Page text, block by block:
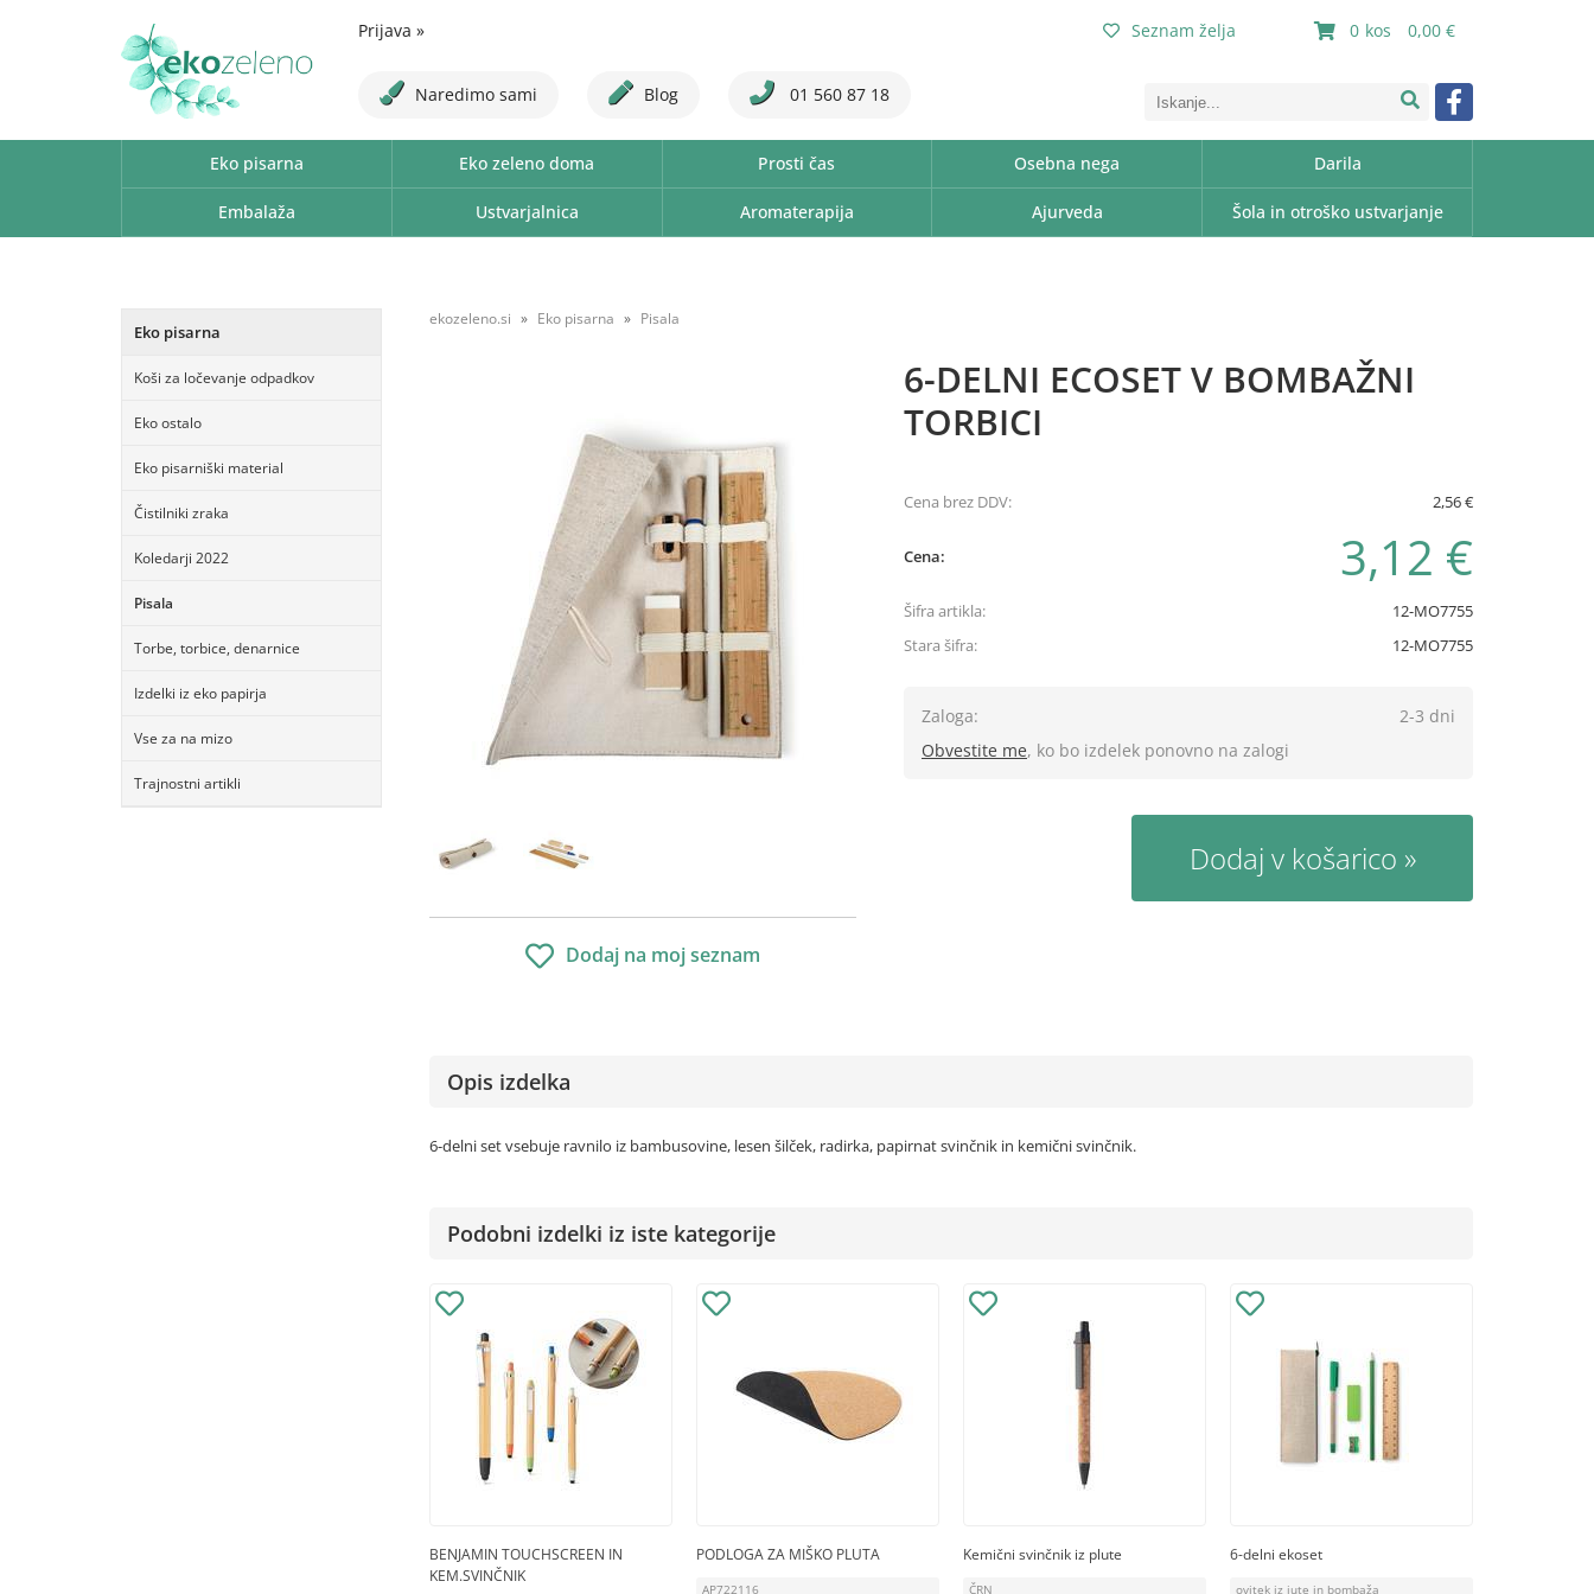
0 0,00
Prijava » Seznam želja
Naredimo sami Blog 01 560 87 18
Eko pisarna Eko zeleno doma Prosti čas Osebna nega Darila
Embalaža Ustvarjalnica Aromaterapija Ajurveda Šola in otroško ustvarjanje
Eko pisarna
Koši za ločevanje odpadkov
Eko ostalo
Eko pisarniški material
Čistilniki zraka
Koledarji 2022
Pisala
Torbe, torbice, denarnice
Izdelki iz eko papirja
Vse za na mizo
Trajnostni artikli
ekozeleno.si Eko pisarna Pisala
6-DELNI ECOSET V BOMBAŽNI
TORBICI
Dodaj na moj seznam
Cena brez DDV: 2,56 €
Cena: 3,12 €
Šifra artikla:
12-MO7755
Stara šifra:
12-MO7755
Zaloga:
2-3 dni
Obvestite me, ko bo izdelek ponovno na zalogi
Dodaj v košarico
Opis izdelka
6-delni set vsebuje ravnilo iz bambusovine, lesen šilček, radirka, papirnat svinčnik in kemični svinčnik.
Podobni izdelki iz iste kategorije
BENJAMIN TOUCHSCREEN IN
KEM.SVINČNIK
PODLOGA ZA MIŠKO PLUTA
AP722116
Kemični svinčnik iz plute
ČRN
6-delni ekoset
ovitek iz jute in bombaža